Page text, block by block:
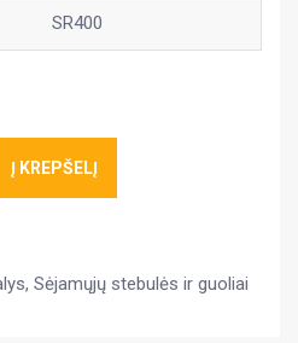
SR400
Į KREPŠELĮ
, Sėjamųjų stebulės ir guoliai